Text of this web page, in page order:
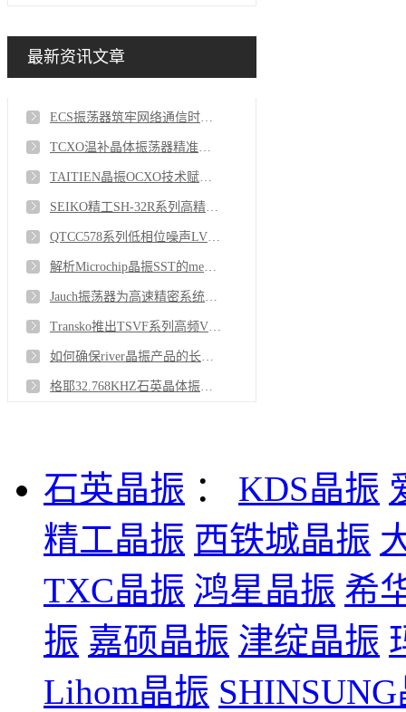
最新资讯文章
石英晶振 ： KDS晶振
精工晶振 西铁城晶振
TXC晶振 鸿星晶振 希
振 嘉硕晶振 津绽晶振
Lihom晶振